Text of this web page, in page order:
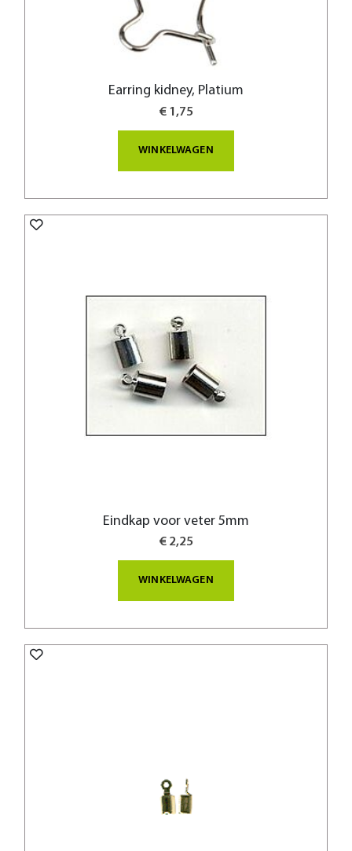
Earring kidney, Platium
€ 1,75
WINKELWAGEN
Eindkap voor veter 5mm
€ 2,25
WINKELWAGEN